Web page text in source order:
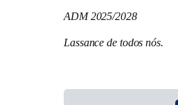
ADM 2025/2028
Lassance de todos nós.